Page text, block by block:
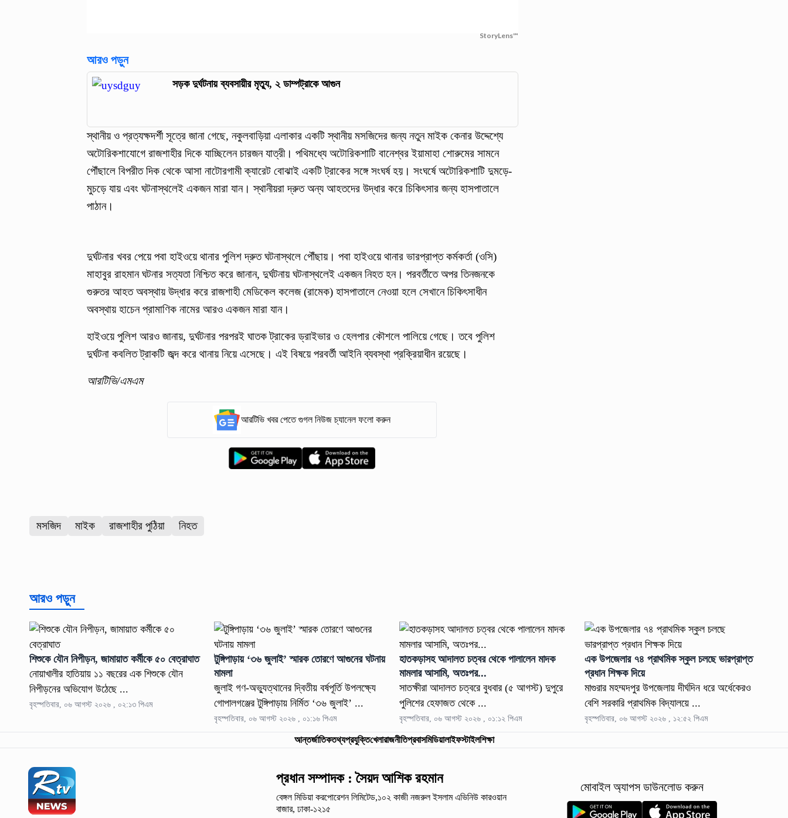
StoryLens™
আরও পড়ুন
সড়ক দুর্ঘটনায় ব্যবসায়ীর মৃত্যু, ২ ডাম্পট্রাকে আগুন
স্থানীয় ও প্রত্যক্ষদর্শী সূত্রে জানা গেছে, নকুলবাড়িয়া এলাকার একটি স্থানীয় মসজিদের জন্য নতুন মাইক কেনার উদ্দেশ্যে
অটোরিকশাযোগে রাজশাহীর দিকে যাচ্ছিলেন চারজন যাত্রী। পথিমধ্যে অটোরিকশাটি বানেশ্বর ইয়ামাহা শোরুমের সামনে
পৌঁছালে বিপরীত দিক থেকে আসা নাটোরগামী ক্যারেট বোঝাই একটি ট্রাকের সঙ্গে সংঘর্ষ হয়। সংঘর্ষে অটোরিকশাটি দুমড়ে-
মুচড়ে যায় এবং ঘটনাস্থলেই একজন মারা যান। স্থানীয়রা দ্রুত অন্য আহতদের উদ্ধার করে চিকিৎসার জন্য হাসপাতালে
পাঠান।
দুর্ঘটনার খবর পেয়ে পবা হাইওয়ে থানার পুলিশ দ্রুত ঘটনাস্থলে পৌঁছায়। পবা হাইওয়ে থানার ভারপ্রাপ্ত কর্মকর্তা (ওসি)
মাহাবুর রাহমান ঘটনার সত্যতা নিশ্চিত করে জানান, দুর্ঘটনায় ঘটনাস্থলেই একজন নিহত হন। পরবর্তীতে অপর তিনজনকে
গুরুতর আহত অবস্থায় উদ্ধার করে রাজশাহী মেডিকেল কলেজ (রামেক) হাসপাতালে নেওয়া হলে সেখানে চিকিৎসাধীন
অবস্থায় হাচেন প্রামাণিক নামের আরও একজন মারা যান।
হাইওয়ে পুলিশ আরও জানায়, দুর্ঘটনার পরপরই ঘাতক ট্রাকের ড্রাইভার ও হেলপার কৌশলে পালিয়ে গেছে। তবে পুলিশ
দুর্ঘটনা কবলিত ট্রাকটি জব্দ করে থানায় নিয়ে এসেছে। এই বিষয়ে পরবর্তী আইনি ব্যবস্থা প্রক্রিয়াধীন রয়েছে।
আরটিভি/এমএম
আরটিভি খবর পেতে গুগল নিউজ চ্যানেল ফলো করুন
মসজিদ মাইক রাজশাহীর পুঠিয়া নিহত
আরও পড়ুন
শিশুকে যৌন নিপীড়ন, জামায়াত কর্মীকে ৫০ বেত্রাঘাত
নোয়াখালীর হাতিয়ায় ১১ বছরের এক শিশুকে যৌন
নিপীড়নের অভিযোগ উঠেছে ...
বৃহস্পতিবার, ০৬ আগস্ট ২০২৬ , ০২:১৩ পিএম
টুঙ্গিপাড়ায় ‘৩৬ জুলাই’ স্মারক তোরণে আগুনের ঘটনায়
মামলা
জুলাই গণ-অভ্যুত্থানের দ্বিতীয় বর্ষপূর্তি উপলক্ষ্যে
গোপালগঞ্জের টুঙ্গিপাড়ায় নির্মিত ‘৩৬ জুলাই’ ...
বৃহস্পতিবার, ০৬ আগস্ট ২০২৬ , ০১:১৬ পিএম
হাতকড়াসহ আদালত চত্বর থেকে পালালেন মাদক
মামলার আসামি, অতঃপর...
সাতক্ষীরা আদালত চত্বরে বুধবার (৫ আগস্ট) দুপুরে
পুলিশের হেফাজত থেকে ...
বৃহস্পতিবার, ০৬ আগস্ট ২০২৬ , ০১:১২ পিএম
এক উপজেলার ৭৪ প্রাথমিক স্কুল চলছে ভারপ্রাপ্ত
প্রধান শিক্ষক দিয়ে
মাগুরার মহম্মদপুর উপজেলায় দীর্ঘদিন ধরে অর্ধেকেরও
বেশি সরকারি প্রাথমিক বিদ্যালয়ে ...
বৃহস্পতিবার, ০৬ আগস্ট ২০২৬ , ১২:৫২ পিএম
আন্তর্জাতিকতথ্যপ্রযুক্তিখেলারাজনীতিপ্রবাসমিডিয়ালাইফস্টাইলশিক্ষা
প্রধান সম্পাদক : সৈয়দ আশিক রহমান
বেঙ্গল মিডিয়া করপোরেশন লিমিটেড,১০২ কাজী নজরুল ইসলামএভিনিউ কারওয়ান
বাজার, ঢাকা-১২১৫
মোবাইল অ্যাপস ডাউনলোড করুন